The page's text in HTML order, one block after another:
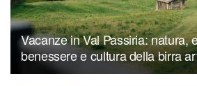
Vacanze in Val Passiria: natura,
benessere e cultura della birra